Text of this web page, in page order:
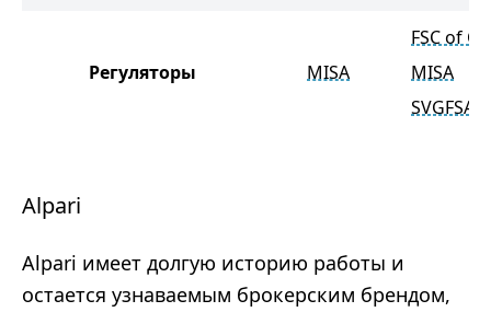
Регуляторы MISA
FSC of
MISA
SVGFSA
Alpari
Alpari имеет долгую историю работы и
остается узнаваемым брокерским брендом,